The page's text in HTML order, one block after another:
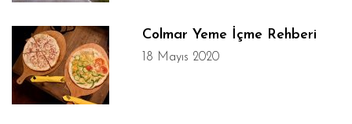
Colmar Yeme İçme Rehberi
18 Mayıs 2020